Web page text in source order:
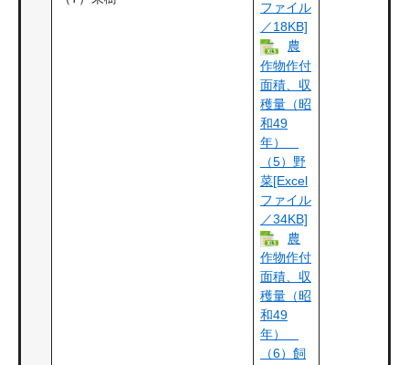
ファイル
／18KB]
農
作物作付
面積、収
穫量（昭
和49
年）
（5）野
菜[Excel
ファイル
／34KB]
農
作物作付
面積、収
穫量（昭
和49
年）
（6）飼